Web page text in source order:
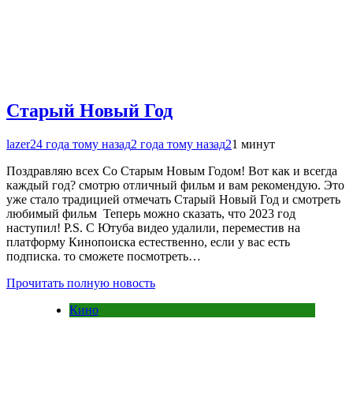
Старый Новый Год
lazer24 года тому назад2 года тому назад21 минут
Поздравляю всех Со Старым Новым Годом! Вот как и всегда
каждый год? смотрю отличный фильм и вам рекомендую. Это
уже стало традицией отмечать Старый Новый Год и смотреть
любимый фильм Теперь можно сказать, что 2023 год
наступил! P.S. С Ютуба видео удалили, переместив на
платформу Кинопоиска естественно, если у вас есть
подписка. то сможете посмотреть…
Прочитать полную новость
Кино